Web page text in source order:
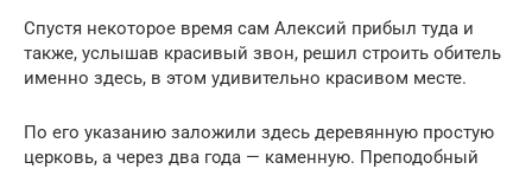
Спустя некоторое время сам Алексий прибыл туда и
также, услышав красивый звон, решил строить обитель
именно здесь, в этом удивительно красивом месте.
По его указанию заложили здесь деревянную простую
церковь, а через два года — каменную. Преподобный